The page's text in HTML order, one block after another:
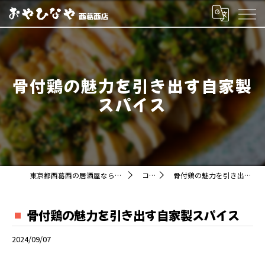
骨付鶏の魅力を引き出す自家製
スパイス
東京都西葛西の居酒屋ならおやひなや 西葛西店 コラム 骨付鶏の魅力を引き出す自家製スパイス
骨付鶏の魅力を引き出す自家製スパイス
2024/09/07